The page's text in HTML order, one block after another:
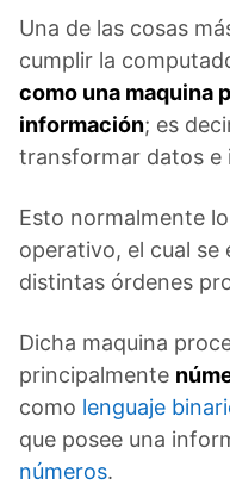
Una de las cosas
cumplir la
como una maquina
información; es
transformar datos e
Esto normalmente
operativo, el cual
distintas órdenes
Dicha maquina
principalmente
como lenguaje
que posee una
números.